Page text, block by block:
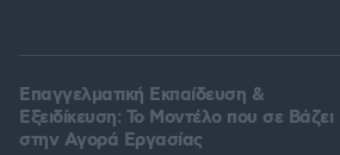
Επαγγελματική Εκπαίδευση &
Εξειδίκευση: Το Mοντέλο που σε Bάζει
στην Aγορά Eργασίας